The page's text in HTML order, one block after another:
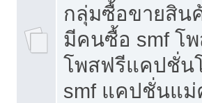
กลุ่มซื้อขายสิน
มีคนซื้อ smf โ
โพสฟรีแคปชั่น
smf แคปชั่นแ